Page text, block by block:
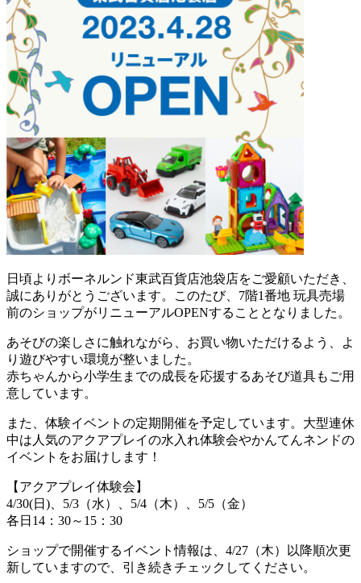
日頃よりボーネルンド東武百貨店池袋店をご愛顧いただき、
誠にありがとうございます。このたび、7階1番地 玩具売場
前のショップがリニューアルOPENすることとなりました。
あそびの楽しさに触れながら、お買い物いただけるよう、よ
り遊びやすい環境が整いました。
赤ちゃんから小学生までの成長を応援するあそび道具もご用
意しています。
また、体験イベントの定期開催を予定しています。大型連休
中は人気のアクアプレイの水入れ体験会やかんてんネンドの
イベントをお届けします！
【アクアプレイ体験会】
4/30(日)、5/3（水）、5/4（木）、5/5（金）
各日14：30～15：30
ショップで開催するイベント情報は、4/27（木）以降順次更
新していますので、引き続きチェックしてください。